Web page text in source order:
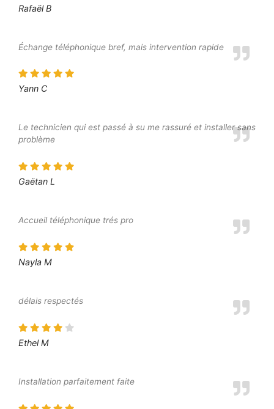
Rafaël B
Échange téléphonique bref, mais intervention rapide
Yann C
Le technicien qui est passé à su me rassuré et installer sans
problème
Gaëtan L
Accueil téléphonique trés pro
Nayla M
délais respectés
Ethel M
Installation parfaitement faite